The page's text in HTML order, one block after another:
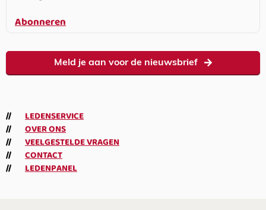
Abonneren
Meld je aan voor de nieuwsbrief
LEDENSERVICE
OVER ONS
VEELGESTELDE VRAGEN
CONTACT
LEDENPANEL